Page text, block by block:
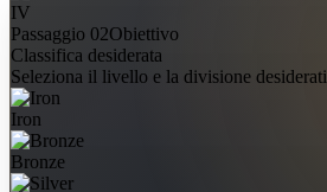
IV
Passaggio 02Obiettivo
Classifica desiderata
Seleziona il livello e la divisione desiderati
Iron
Bronze